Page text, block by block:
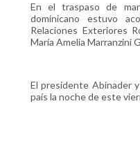
En el traspaso de
dominicano estuvo
Relaciones Exteriores
María Amelia Marranzini
El presidente Abinader
país la noche de este